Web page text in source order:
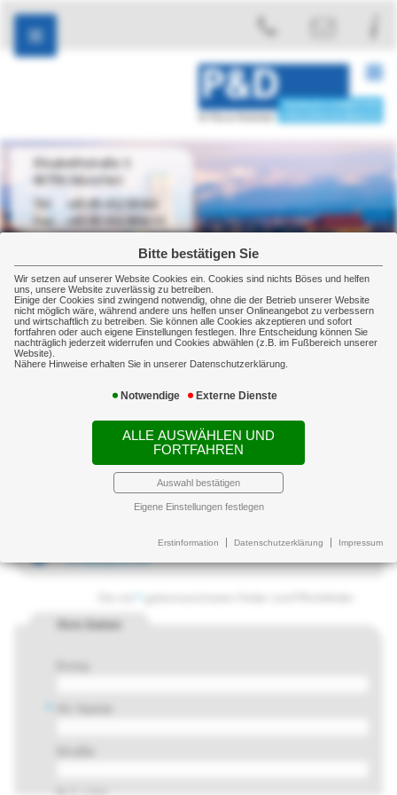
Bitte bestätigen Sie
Wir setzen auf unserer Website Cookies ein. Cookies sind nichts Böses und helfen
uns, unsere Website zuverlässig zu betreiben.
Einige der Cookies sind zwingend notwendig, ohne die der Betrieb unserer Website
nicht möglich wäre, während andere uns helfen unser Onlineangebot zu verbessern
und wirtschaftlich zu betreiben. Sie können alle Cookies akzeptieren und sofort
fortfahren oder auch eigene Einstellungen festlegen. Ihre Entscheidung können Sie
nachträglich jederzeit widerrufen und Cookies abwählen (z.B. im Fußbereich unserer
Website).
Nähere Hinweise erhalten Sie in unserer Datenschutzerklärung.
Notwendige Externe Dienste
ALLE AUSWÄHLEN UND
FORTFAHREN
Auswahl bestätigen
Eigene Einstellungen festlegen
Erstinformation Datenschutzerklärung Impressum
Elisabethstraße 3
80796 München
+49 89 45238560
+49 89 452385610
Kontakt Angebotsanforderung
Angebotsanforderung
Fordern Sie jetzt unser Angebot an.
Piechulek & Dambacher GmbH Versicherungsmakler &
Energiemanagement
Elisabethstraße 3
80796 München
info(at)pud.de
Ihre Daten